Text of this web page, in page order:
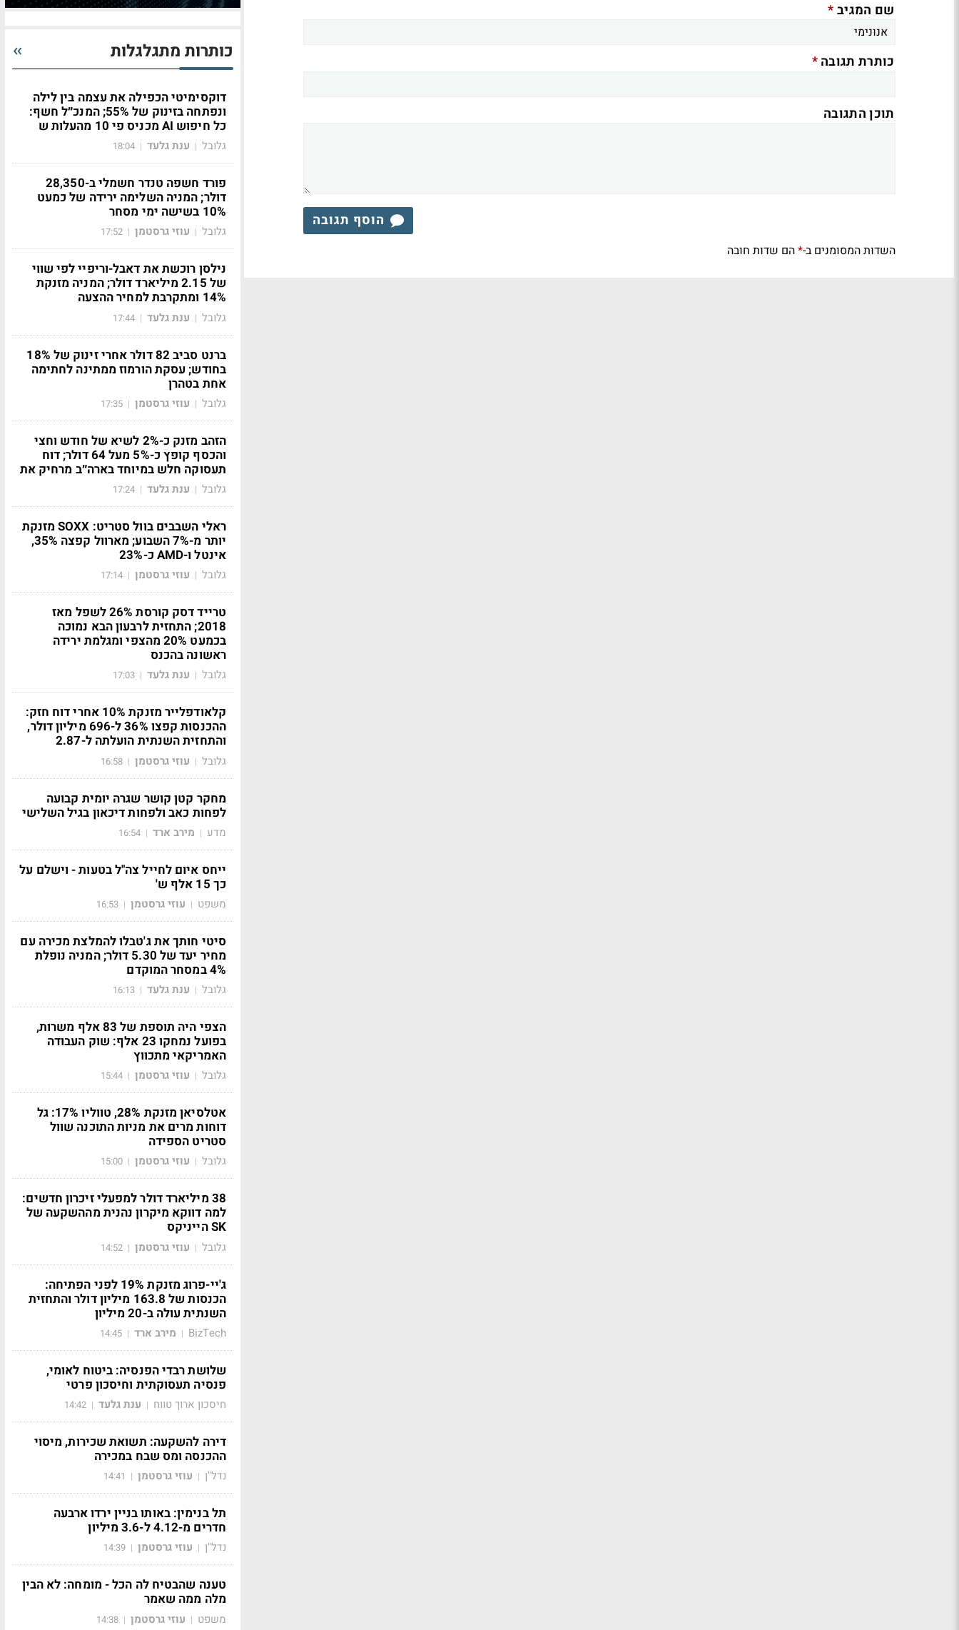
שם המגיב*
כותרת תגובה*
תוכן התגובה
הוסף תגובה
השדות המסומנים ב-*הם שדות חובה
כותרות מתגלגלות
דוקסימיטי הכפילה את עצמה בין לילה
ונפתחה בזינוק של 55%; המנכ״ל חשף:
כל חיפוש AI מכניס פי 10 מהעלות ש
גלובל | ענת גלעד |
18:04
פורד חשפה טנדר חשמלי ב-28,350
דולר; המניה השלימה ירידה של כמעט
10% בשישה ימי מסחר
גלובל | עוזי גרסטמן |
17:52
נילסן רוכשת את דאבל-וריפיי לפי שווי
של 2.15 מיליארד דולר; המניה מזנקת
14% ומתקרבת למחיר ההצעה
גלובל | ענת גלעד |
17:44
ברנט סביב 82 דולר אחרי זינוק של 18%
בחודש; עסקת הורמוז ממתינה לחתימה
אחת בטהרן
גלובל | עוזי גרסטמן |
17:35
הזהב מזנק כ-2% לשיא של חודש וחצי
והכסף קופץ כ-5% מעל 64 דולר; דוח
תעסוקה חלש במיוחד בארה״ב מרחיק את
גלובל | ענת גלעד |
17:24
ראלי השבבים בוול סטריט: SOXX מזנקת
יותר מ-7% השבוע; מארוול קפצה 35%,
אינטל ו-AMD כ-23%
גלובל | עוזי גרסטמן |
17:14
טרייד דסק קורסת 26% לשפל מאז
2018; התחזית לרבעון הבא נמוכה
בכמעט 20% מהצפי ומגלמת ירידה
ראשונה בהכנס
גלובל | ענת גלעד |
17:03
קלאודפלייר מזנקת 10% אחרי דוח חזק:
ההכנסות קפצו 36% ל-696 מיליון דולר,
והתחזית השנתית הועלתה ל-2.87
גלובל | עוזי גרסטמן |
16:58
מחקר קטן קושר שגרה יומית קבועה
לפחות כאב ולפחות דיכאון בגיל השלישי
מדע | מירב ארד |
16:54
ייחס איום לחייל צה"ל בטעות - וישלם על
כך 15 אלף ש'
משפט | עוזי גרסטמן |
16:53
סיטי חותך את ג'טבלו להמלצת מכירה עם
מחיר יעד של 5.30 דולר; המניה נופלת
4% במסחר המוקדם
גלובל | ענת גלעד |
16:13
הצפי היה תוספת של 83 אלף משרות,
בפועל נמחקו 23 אלף: שוק העבודה
האמריקאי מתכווץ
גלובל | עוזי גרסטמן |
15:44
אטלסיאן מזנקת 28%, טווליו 17%: גל
דוחות מרים את מניות התוכנה שוול
סטריט הספידה
גלובל | עוזי גרסטמן |
15:00
38 מיליארד דולר למפעלי זיכרון חדשים:
למה דווקא מיקרון נהנית מההשקעה של
SK הייניקס
גלובל | עוזי גרסטמן |
14:52
ג'יי-פרוג מזנקת 19% לפני הפתיחה:
הכנסות של 163.8 מיליון דולר והתחזית
השנתית עולה ב-20 מיליון
BizTech
| מירב ארד |
14:45
שלושת רבדי הפנסיה: ביטוח לאומי,
פנסיה תעסוקתית וחיסכון פרטי
חיסכון ארוך טווח | ענת גלעד |
14:42
דירה להשקעה: תשואת שכירות, מיסוי
ההכנסה ומס שבח במכירה
נדל"ן | עוזי גרסטמן |
14:41
תל בנימין: באותו בניין ירדו ארבעה
חדרים מ-4.12 ל-3.6 מיליון
נדל"ן | עוזי גרסטמן |
14:39
טענה שהבטיח לה הכל - מומחה: לא הבין
מלה ממה שאמר
משפט | עוזי גרסטמן |
14:38